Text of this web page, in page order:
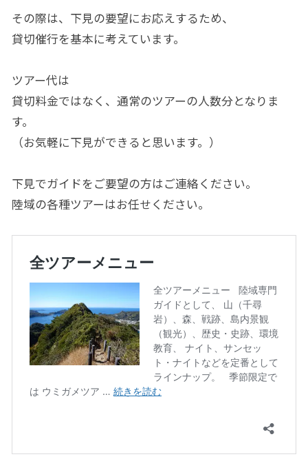
その際は、下見の要望にお応えするため、
貸切催行を基本に考えています。
ツアー代は
貸切料金ではなく、通常のツアーの人数分となりま
す。
（お気軽に下見ができると思います。）
下見でガイドをご要望の方はご連絡ください。
陸域の各種ツアーはお任せください。